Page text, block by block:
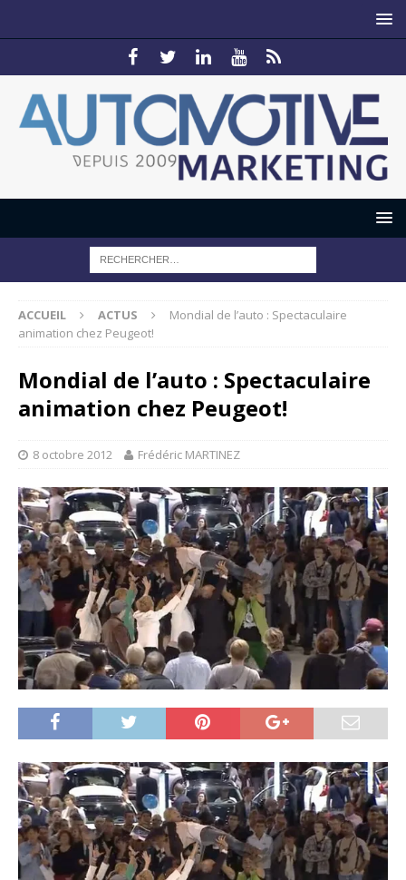
ACCUEIL ACTUS
Mondial de l’auto : Spectaculaire
animation chez Peugeot!
Mondial de l’auto : Spectaculaire
animation chez Peugeot!
8 octobre 2012 Frédéric MARTINEZ